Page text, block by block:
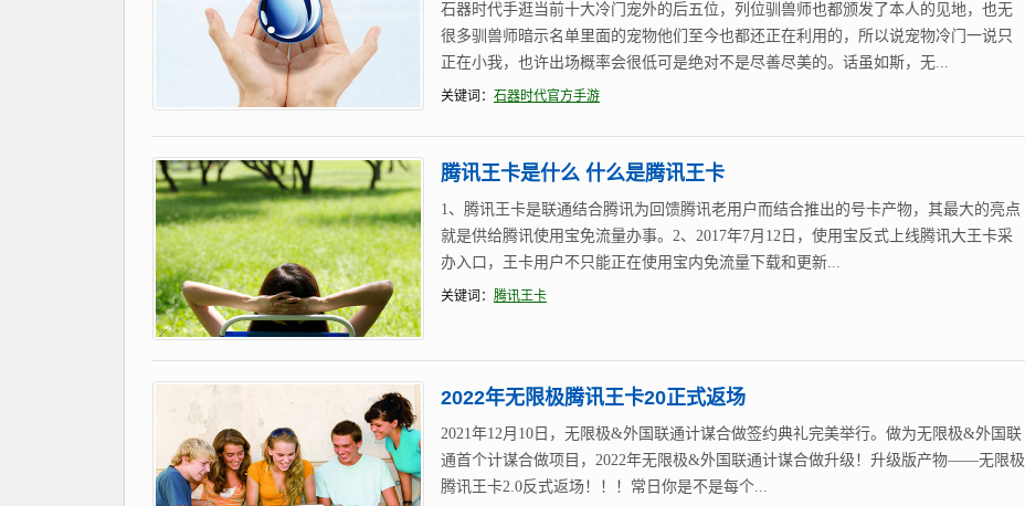
石器时代手逛当前十大冷门宠外的后五位，列位驯兽师也都颁发了本人的见地，也无
很多驯兽师暗示名单里面的宠物他们至今也都还正在利用的，所以说宠物冷门一说只
正在小我，也许出场概率会很低可是绝对不是尽善尽美的。话虽如斯，无...
关键词： 石器时代官方手游
腾讯王卡是什么 什么是腾讯王卡
1、腾讯王卡是联通结合腾讯为回馈腾讯老用户而结合推出的号卡产物，其最大的亮点
就是供给腾讯使用宝免流量办事。2、2017年7月12日，使用宝反式上线腾讯大王卡采
办入口，王卡用户不只能正在使用宝内免流量下载和更新...
关键词： 腾讯王卡
2022年无限极腾讯王卡20正式返场
2021年12月10日，无限极&外国联通计谋合做签约典礼完美举行。做为无限极&外国联
通首个计谋合做项目，2022年无限极&外国联通计谋合做升级！升级版产物——无限极
腾讯王卡2.0反式返场！！！常日你是不是每个...